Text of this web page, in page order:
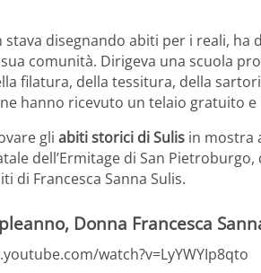
stava disegnando abiti per i reali,
comunità. Dirigeva una scuola
filatura, della tessitura, della
hanno ricevuto un telaio gratuito e
gli abiti storici di Sulis in mostra
dell’Ermitage di San
di Francesca Sanna Sulis.
Donna Francesca
watch?v=LyYWYIp8qto